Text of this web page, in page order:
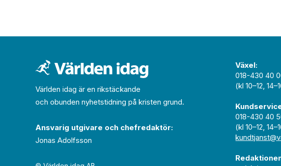
Världen idag är en rikstäckande
och obunden nyhets­­­tidning på kristen grund.
Ansvarig utgivare och chef­redaktör:
Jonas Adolfsson
Växel:
018-430 40
(kl 10–12,
018-430 40
(kl 10–12,